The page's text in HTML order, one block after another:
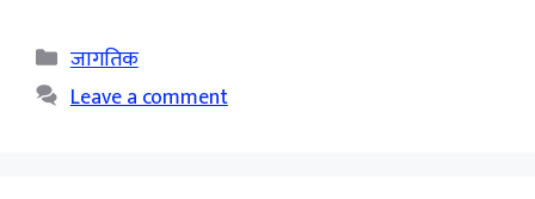
Categories
जागतिक
Leave a comment